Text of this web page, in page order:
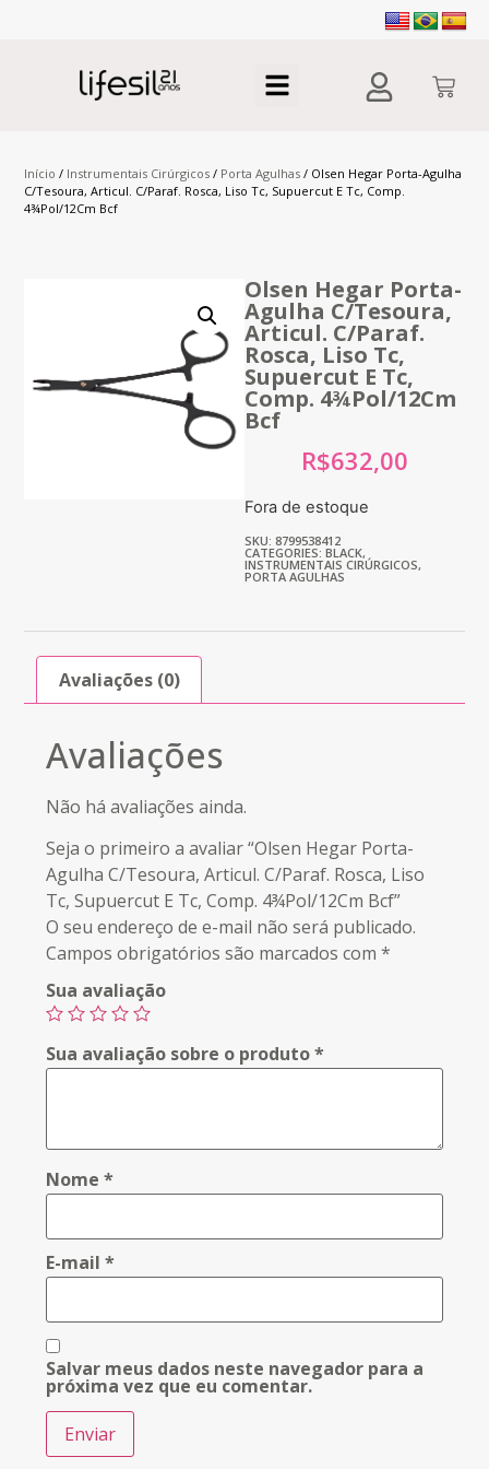
Início / Instrumentais Cirúrgicos / Porta Agulhas / Olsen Hegar Porta-Agulha
C/Tesoura, Articul. C/Paraf. Rosca, Liso Tc, Supuercut E Tc, Comp.
4¾Pol/12Cm Bcf
Olsen Hegar Porta-
Agulha C/Tesoura,
Articul. C/Paraf.
Rosca, Liso Tc,
Supuercut E Tc,
Comp. 4¾Pol/12Cm
Bcf
R$632,00
Fora de estoque
SKU: 8799538412
CATEGORIES: BLACK,
INSTRUMENTAIS CIRÚRGICOS,
PORTA AGULHAS
Avaliações (0)
Avaliações
Não há avaliações ainda.
Seja o primeiro a avaliar “Olsen Hegar Porta-
Agulha C/Tesoura, Articul. C/Paraf. Rosca, Liso
Tc, Supuercut E Tc, Comp. 4¾Pol/12Cm Bcf”
O seu endereço de e-mail não será publicado.
Campos obrigatórios são marcados com*
Sua avaliação
Sua avaliação sobre o produto*
Nome*
E-mail*
Salvar meus dados neste navegador para a
próxima vez que eu comentar.